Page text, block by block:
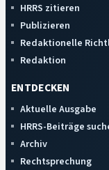
HRRS zitieren
Publizieren
Redaktionelle
Redaktion
ENTDECKEN
Aktuelle Ausgabe
HRRS-Beiträge
Archiv
Rechtsprechung